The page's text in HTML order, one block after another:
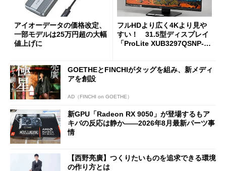
アイオーデータの価格改定、
一部モデルは25万円超の大幅
値上げに
フルHDより広く4Kより見や
すい！ 31.5型ディスプレイ
「ProLite XUB3297QSNP-B
GOETHEとFINCHIがタッグを組み、新メディ
アを創設
AD（FINCHI on GOETHE）
新GPU「Radeon RX 9050」が登場するもア
キバの反応は静か――2026年8月最新パーツ事
情
【西野亮廣】つくりたいものを追求できる環境
の作り方とは